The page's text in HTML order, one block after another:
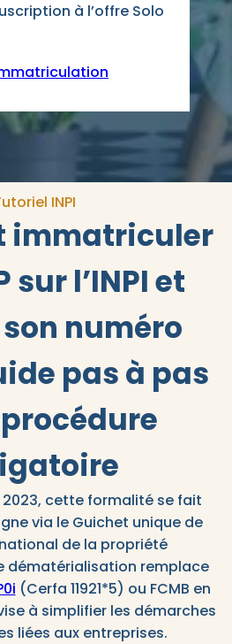
à l’offre Solo
INPI
immatriculer
sur l’INPI et
numéro
pas à pas
procédure
2023, cette formalité se fait
via le Guichet unique de
national de la propriété
dématérialisation remplace
(Cerfa 11921*5) ou FCMB en
à simplifier les démarches
liées aux entreprises.